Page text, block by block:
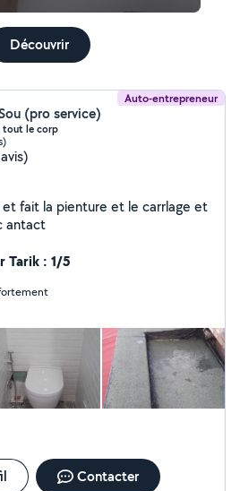
Découvrir
Auto-entrepreneur
(pro service)
tout le corp
et fait la pienture et le carrlage et
antact
Tarik : 1/5
Contacter